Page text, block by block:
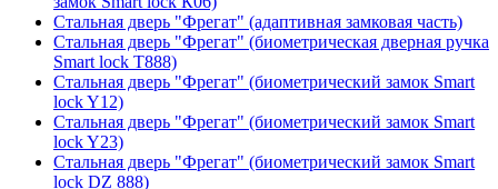
Стальная дверь "Фрегат" (адаптивная замковая часть)
Стальная дверь "Фрегат" (биометрическая дверная ручка
Smart lock T888)
Стальная дверь "Фрегат" (биометрический замок Smart
lock Y12)
Стальная дверь "Фрегат" (биометрический замок Smart
lock Y23)
Стальная дверь "Фрегат" (биометрический замок Smart
lock DZ 888)